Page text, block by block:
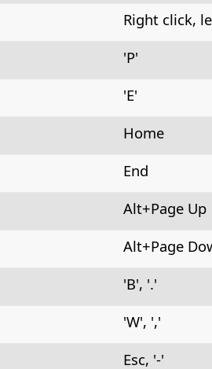
Right click,
'P'
'E'
Home
End
Alt+Page Up
Alt+Page
'B', '.'
'W', ','
Esc, '-'